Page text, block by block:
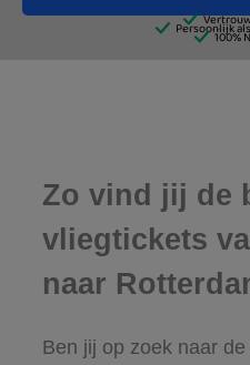
Zo vind jij de
vliegtickets
naar
Ben jij op zoek naar